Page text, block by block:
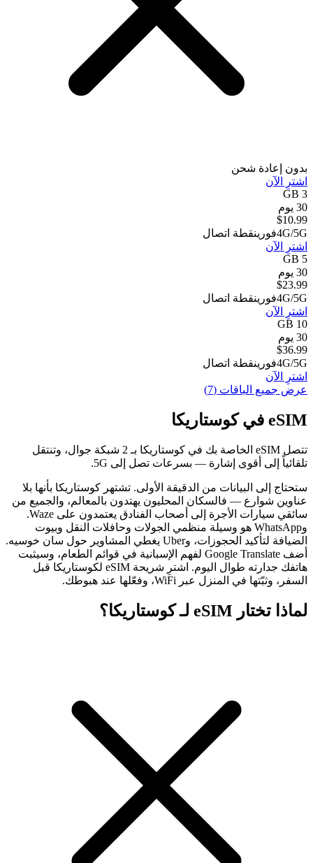
بدون إعادة شحن
اشترِ الآن
3 GB
30 يوم
$10.99
4G/5Gفورينقطة اتصال
اشترِ الآن
5 GB
30 يوم
$23.99
4G/5Gفورينقطة اتصال
اشترِ الآن
10 GB
30 يوم
$36.99
4G/5Gفورينقطة اتصال
اشترِ الآن
عرض جميع الباقات (7)
eSIM في كوستاريكا
تتصل eSIM الخاصة بك في كوستاريكا بـ 2 شبكة جوال، وتنتقل
تلقائياً إلى أقوى إشارة — بسرعات تصل إلى 5G.
ستحتاج إلى البيانات من الدقيقة الأولى. تشتهر كوستاريكا بأنها بلا
عناوين شوارع — فالسكان المحليون يهتدون بالمعالم، والجميع من
سائقي سيارات الأجرة إلى أصحاب الفنادق يعتمدون على Waze.
وWhatsApp هو وسيلة منظمي الجولات وحافلات النقل وبيوت
الضيافة لتأكيد الحجوزات، وUber يغطي المشاوير حول سان خوسيه.
أضف Google Translate لفهم الإسبانية في قوائم الطعام، وسيثبت
هاتفك جدارته طوال اليوم. اشترِ شريحة eSIM لكوستاريكا قبل
السفر، وثبّتها في المنزل عبر WiFi، وفعّلها عند هبوطك.
لماذا تختار eSIM لـ كوستاريكا؟